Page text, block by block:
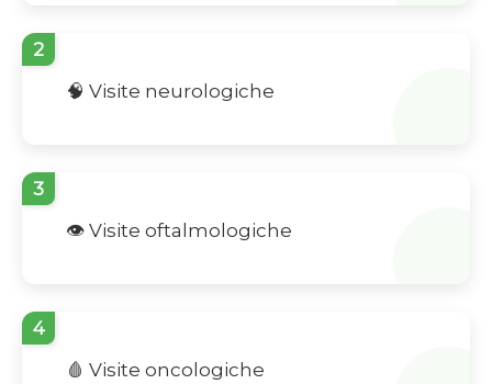
2
🧠 Visite neurologiche
3
👁️ Visite oftalmologiche
4
🩸 Visite oncologiche